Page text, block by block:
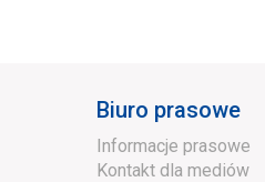
Biuro prasowe
Informacje prasowe
Kontakt dla mediów